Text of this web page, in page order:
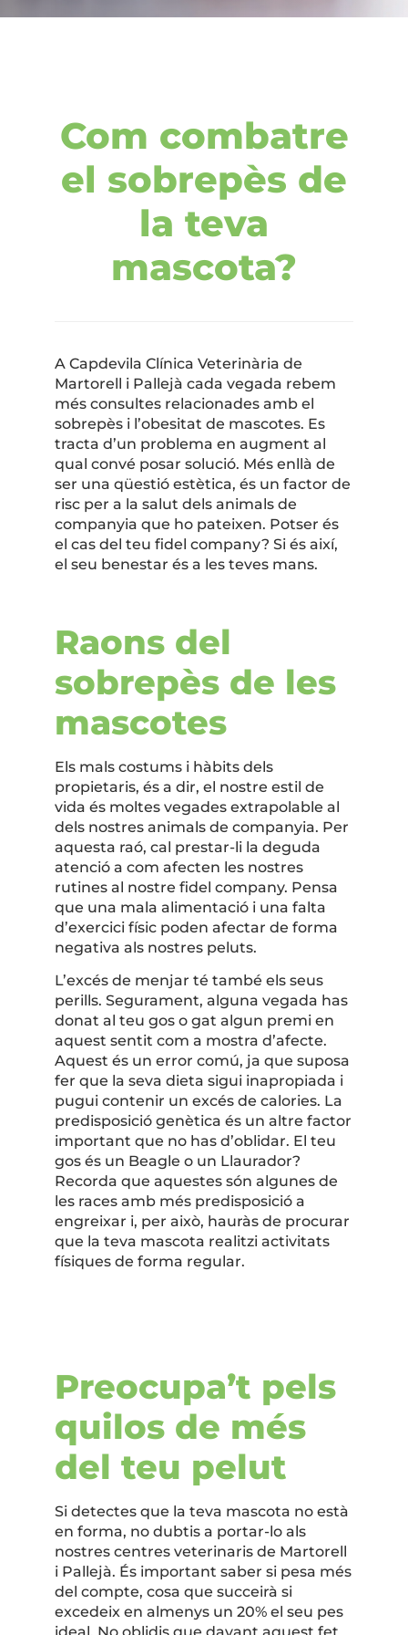
Com combatre
el sobrepès de
la teva
mascota?
A Capdevila Clínica Veterinària de
Martorell i Pallejà cada vegada rebem
més consultes relacionades amb el
sobrepès i l’obesitat de mascotes. Es
tracta d’un problema en augment al
qual convé posar solució. Més enllà de
ser una qüestió estètica, és un factor de
risc per a la salut dels animals de
companyia que ho pateixen. Potser és
el cas del teu fidel company? Si és així,
el seu benestar és a les teves mans.
Raons del
sobrepès de les
mascotes
Els mals costums i hàbits dels
propietaris, és a dir, el nostre estil de
vida és moltes vegades extrapolable al
dels nostres animals de companyia. Per
aquesta raó, cal prestar-li la deguda
atenció a com afecten les nostres
rutines al nostre fidel company. Pensa
que una mala alimentació i una falta
d’exercici físic poden afectar de forma
negativa als nostres peluts.
L’excés de menjar té també els seus
perills. Segurament, alguna vegada has
donat al teu gos o gat algun premi en
aquest sentit com a mostra d’afecte.
Aquest és un error comú, ja que suposa
fer que la seva dieta sigui inapropiada i
pugui contenir un excés de calories. La
predisposició genètica és un altre factor
important que no has d’oblidar. El teu
gos és un Beagle o un Llaurador?
Recorda que aquestes són algunes de
les races amb més predisposició a
engreixar i, per això, hauràs de procurar
que la teva mascota realitzi activitats
físiques de forma regular.
Preocupa’t pels
quilos de més
del teu pelut
Si detectes que la teva mascota no està
en forma, no dubtis a portar-lo als
nostres centres veterinaris de Martorell
i Pallejà. És important saber si pesa més
del compte, cosa que succeirà si
excedeix en almenys un 20% el seu pes